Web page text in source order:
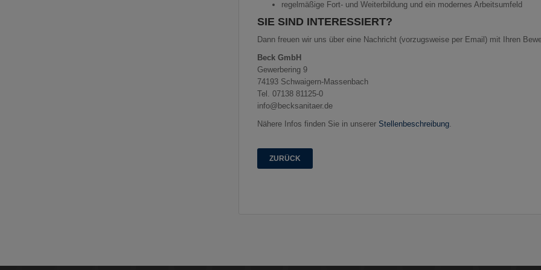
regelmäßige Fort- und Weiterbildung und ein modernes Arbeitsumfeld
SIE SIND INTERESSIERT?
Dann freuen wir uns über eine Nachricht (vorzugsweise per Email) mit Ihren
Beck GmbH
Gewerbering 9
74193 Schwaigern-Massenbach
Tel. 07138 81125-0
info@becksanitaer.de
Nähere Infos finden Sie in unserer Stellenbeschreibung.
ZURÜCK